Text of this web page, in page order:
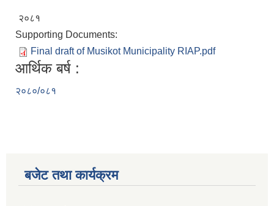
२०८१
Supporting Documents:
Final draft of Musikot Municipality RIAP.pdf
आर्थिक बर्ष :
२०८०/०८१
बजेट तथा कार्यक्रम